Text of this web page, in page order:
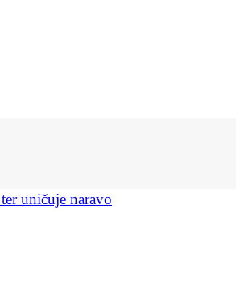
uničuje naravo